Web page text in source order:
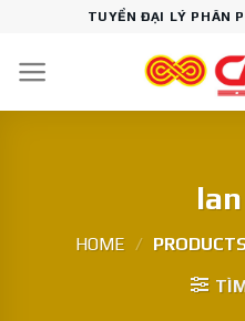
content
TUYỂN ĐẠI LÝ PHÂN
HOME /